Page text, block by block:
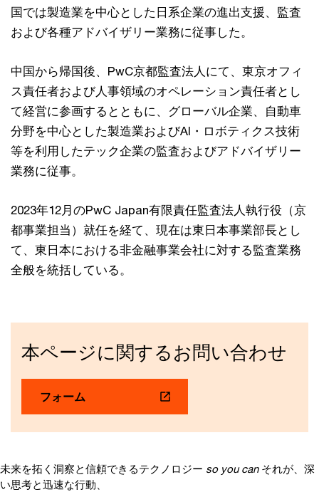
国では製造業を中心とした日系企業の進出支援、監査
および各種アドバイザリー業務に従事した。
中国から帰国後、PwC京都監査法人にて、東京オフィ
ス責任者および人事領域のオペレーション責任者とし
て経営に参画するとともに、グローバル企業、自動車
分野を中心とした製造業およびAI・ロボティクス技術
等を利用したテック企業の監査およびアドバイザリー
業務に従事。
2023年12月のPwC Japan有限責任監査法人執行役（京
都事業担当）就任を経て、現在は東日本事業部長とし
て、東日本における非金融事業会社に対する監査業務
全般を統括している。
本ページに関するお問い合わせ
フォーム
未来を拓く洞察と信頼できるテクノロジー so you can それが、深
い思考と迅速な行動、